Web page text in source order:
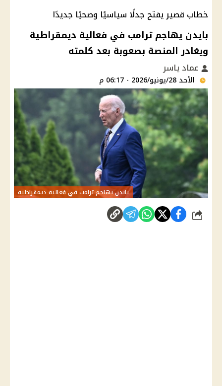
خطاب قصير يفتح جدلًا سياسيًا وصحيًا جديدًا
بايدن يهاجم ترامب في فعالية ديمقراطية
ويغادر المنصة بصعوبة بعد كلمته
عماد ياسر
الأحد 28/يونيو/2026 - 06:17 م
بايدن يهاجم ترامب في فعالية ديمقراطية
شارك